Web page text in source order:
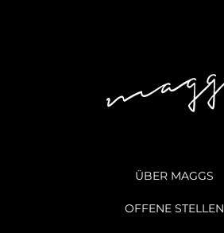
ÜBER MAGGS
OFFENE STELLEN